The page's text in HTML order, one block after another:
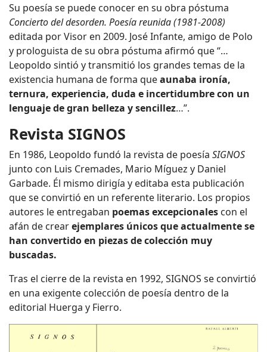
Su poesía se puede conocer en su obra póstuma
Concierto del desorden. Poesía reunida (1981-2008)
editada por Visor en 2009. José Infante, amigo de Polo
y prologuista de su obra póstuma afirmó que “…
Leopoldo sintió y transmitió los grandes temas de la
existencia humana de forma queaunaba ironía,
ternura, experiencia, duda e incertidumbre con un
lenguaje de gran belleza y sencillez…”.
Revista SIGNOS
En 1986, Leopoldo fundó la revista de poesía SIGNOS
junto con Luis Cremades, Mario Míguez y Daniel
Garbade. Él mismo dirigía y editaba esta publicación
que se convirtió en un referente literario. Los propios
autores le entregaban poemas excepcionales con el
afán de crearejemplares únicos que actualmente se
han convertido en piezas de colección muy
buscadas.
Tras el cierre de la revista en 1992, SIGNOS se convirtió
en una exigente colección de poesía dentro de la
editorial Huerga y Fierro.